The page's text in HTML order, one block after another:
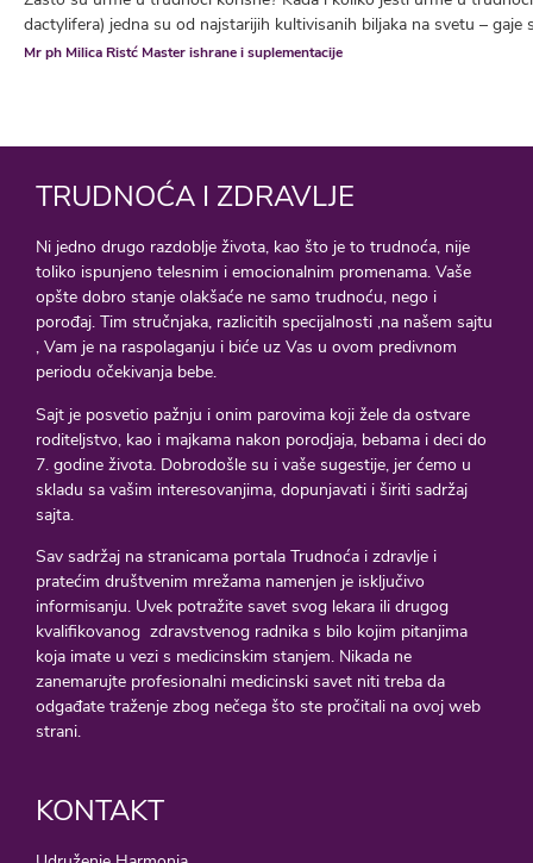
dactylifera) jedna su od najstarijih kultivisanih biljaka na svetu – gaje
Mr ph Milica Ristć Master ishrane i suplementacije
TRUDNOĆA I ZDRAVLJE
Ni jedno drugo razdoblje života, kao što je to trudnoća, nije
toliko ispunjeno telesnim i emocionalnim promenama. Vaše
opšte dobro stanje olakšaće ne samo trudnoću, nego i
porođaj. Tim stručnjaka, razlicitih specijalnosti ,na našem sajtu
, Vam je na raspolaganju i biće uz Vas u ovom predivnom
periodu očekivanja bebe.
Sajt je posvetio pažnju i onim parovima koji žele da ostvare
roditeljstvo, kao i majkama nakon porodjaja, bebama i deci do
7. godine života. Dobrodošle su i vaše sugestije, jer ćemo u
skladu sa vašim interesovanjima, dopunjavati i širiti sadržaj
sajta.
Sav sadržaj na stranicama portala Trudnoća i zdravlje i
pratećim društvenim mrežama namenjen je isključivo
informisanju. Uvek potražite savet svog lekara ili drugog
kvalifikovanog zdravstvenog radnika s bilo kojim pitanjima
koja imate u vezi s medicinskim stanjem. Nikada ne
zanemarujte profesionalni medicinski savet niti treba da
odgađate traženje zbog nečega što ste pročitali na ovoj web
strani.
KONTAKT